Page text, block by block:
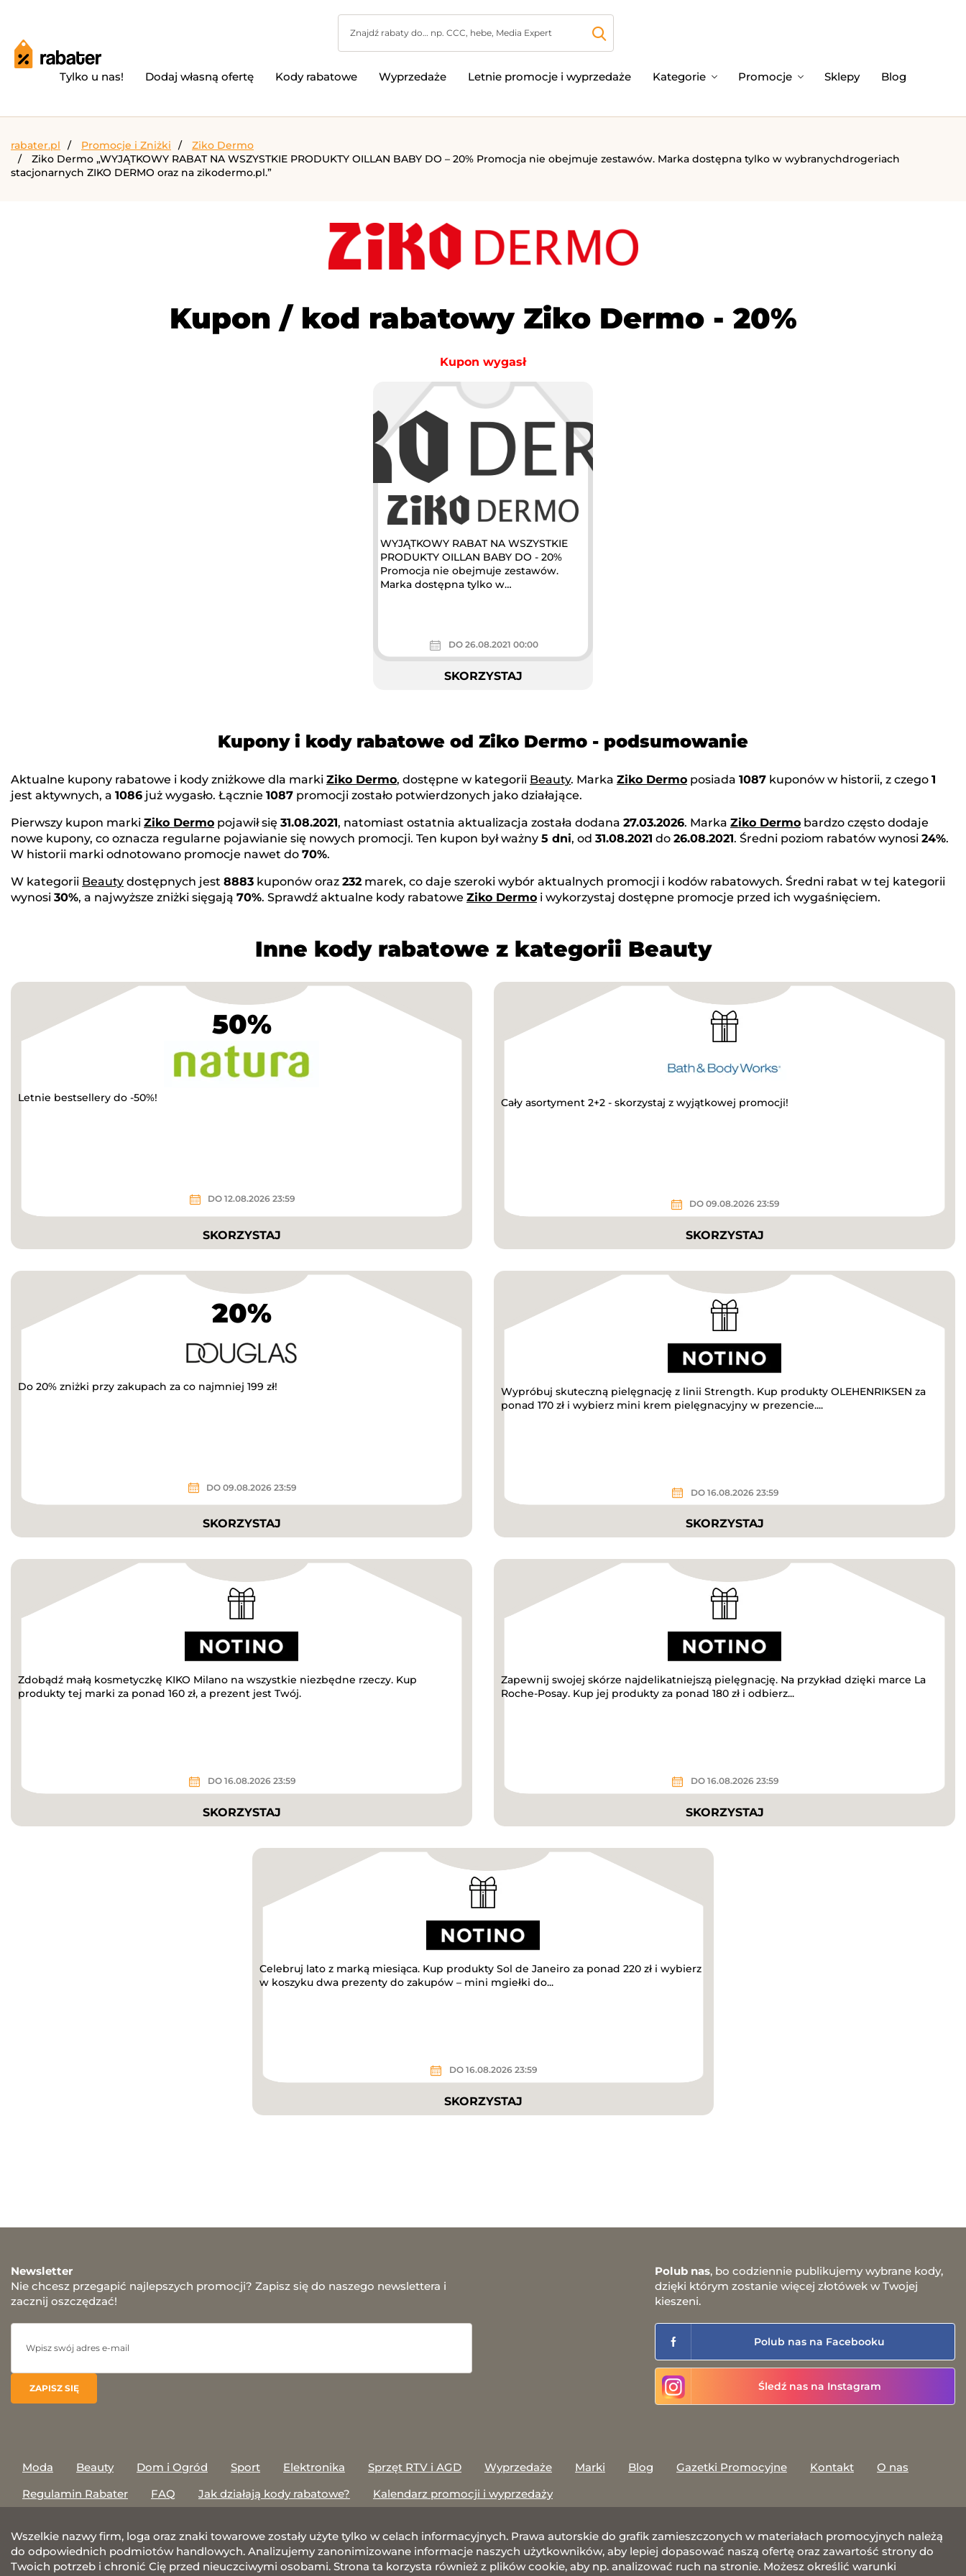
Tylko u nas! Dodaj własną ofertę Kody rabatowe Wyprzedaże Letnie promocje i wyprzedaże Kategorie Promocje Sklepy Blog
rabater.pl Promocje i Zniżki
Ziko Dermo
Ziko Dermo „WYJĄTKOWY RABAT NA WSZYSTKIE PRODUKTY OILLAN BABY DO – 20% Promocja nie obejmuje zestawów. Marka dostępna tylko w wybranychdrogeriach
stacjonarnych ZIKO DERMO oraz na zikodermo.pl.”
Kupon / kod rabatowy Ziko Dermo - 20%
Kupon wygasł
WYJĄTKOWY RABAT NA WSZYSTKIE
PRODUKTY OILLAN BABY DO - 20%
Promocja nie obejmuje zestawów.
Marka dostępna tylko w
DO 26.08.2021 00:00
SKORZYSTAJ
Kupony i kody rabatowe od Ziko Dermo - podsumowanie
Aktualne kupony rabatowe i kody zniżkowe dla marki Ziko Dermo, dostępne w kategorii Beauty. Marka Ziko Dermo posiada 1087 kuponów w historii, z czego 1
jest aktywnych, a 1086 już wygasło. Łącznie 1087 promocji zostało potwierdzonych jako działające.
Pierwszy kupon marki Ziko Dermo pojawił się 31.08.2021, natomiast ostatnia aktualizacja została dodana 27.03.2026. Marka Ziko Dermo bardzo często dodaje
nowe kupony, co oznacza regularne pojawianie się nowych promocji. Ten kupon był ważny 5 dni, od 31.08.2021 do 26.08.2021. Średni poziom rabatów wynosi 24%.
W historii marki odnotowano promocje nawet do 70%.
W kategorii Beauty dostępnych jest 8883 kuponów oraz 232 marek, co daje szeroki wybór aktualnych promocji i kodów rabatowych. Średni rabat w tej kategorii
wynosi 30%, a najwyższe zniżki sięgają 70%. Sprawdź aktualne kody rabatowe Ziko Dermo i wykorzystaj dostępne promocje przed ich wygaśnięciem.
Inne kody rabatowe z kategorii Beauty
50%
Letnie bestsellery do -50%!
DO 12.08.2026 23:59
SKORZYSTAJ
Cały asortyment 2+2 - skorzystaj z wyjątkowej promocji!
DO 09.08.2026 23:59
SKORZYSTAJ
20%
Do 20% zniżki przy zakupach za co najmniej 199 zł!
DO 09.08.2026 23:59
SKORZYSTAJ
Wypróbuj skuteczną pielęgnację z linii Strength. Kup produkty OLEHENRIKSEN za
ponad 170 zł i wybierz mini krem pielęgnacyjny w prezencie....
DO 16.08.2026 23:59
SKORZYSTAJ
Zdobądź małą kosmetyczkę KIKO Milano na wszystkie niezbędne rzeczy. Kup
produkty tej marki za ponad 160 zł, a prezent jest Twój.
DO 16.08.2026 23:59
SKORZYSTAJ
Zapewnij swojej skórze najdelikatniejszą pielęgnację. Na przykład dzięki marce La
Roche-Posay. Kup jej produkty za ponad 180 zł i odbierz...
DO 16.08.2026 23:59
SKORZYSTAJ
Celebruj lato z marką miesiąca. Kup produkty Sol de Janeiro za ponad 220 zł i wybierz
w koszyku dwa prezenty do zakupów – mini mgiełki do...
DO 16.08.2026 23:59
SKORZYSTAJ
Newsletter
Nie chcesz przegapić najlepszych promocji? Zapisz się do naszego newslettera i
zacznij oszczędzać!
Polub nas, bo codziennie publikujemy wybrane kody,
dzięki którym zostanie więcej złotówek w Twojej
kieszeni.
Polub nas na Facebooku
Śledź nas na Instagram
Moda Beauty Dom i Ogród Sport Elektronika Sprzęt RTV i AGD Wyprzedaże Marki Blog Gazetki Promocyjne Kontakt
O nas
Regulamin Rabater
FAQ Jak działają kody rabatowe? Kalendarz promocji i wyprzedaży
Wszelkie nazwy firm, loga oraz znaki towarowe zostały użyte tylko w celach informacyjnych. Prawa autorskie do grafik zamieszczonych w materiałach promocyjnych należą
do odpowiednich podmiotów handlowych. Analizujemy zanonimizowane informacje naszych użytkowników, aby lepiej dopasować naszą ofertę oraz zawartość strony do
Twoich potrzeb i chronić Cię przed nieuczciwymi osobami. Strona ta korzysta również z plików cookie, aby np. analizować ruch na stronie. Możesz określić warunki